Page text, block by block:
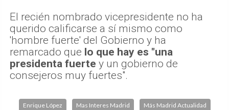
El recién nombrado vicepresidente no ha
querido calificarse a sí mismo como
'hombre fuerte' del Gobierno y ha
remarcado que lo que hay es "una
presidenta fuerte y un gobierno de
consejeros muy fuertes".
Enrique López Mas Interes Madrid Más Madrid Actualidad